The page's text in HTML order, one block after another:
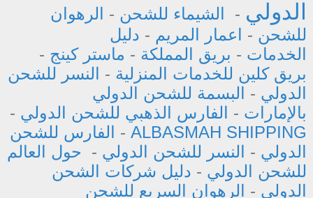
الدولي - الشيماء للشحن -
الرهوان
للشحن - اعمار المريم - دليل
الخدمات - بريق المملكة - ماستر كينج -
بريق كلين للخدمات المنزلية -
النسر للشحن
الدولي -
البسمة للشحن الدولي
بالإمارات - الفارس الذهبي للشحن الدولي -
ALBASMAH SHIPPING
-
الفارس للشحن
الدولي - النسر للشحن الدولي - حول العالم
للشحن الدولي - دليل شركات الشحن
الدولي -
الرهوان السريع للشحن